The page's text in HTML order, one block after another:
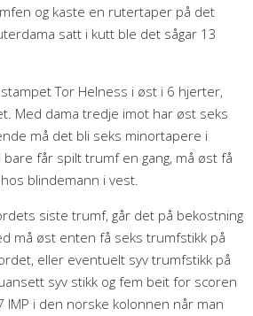
og kaste en rutertaper på det
satt i kutt ble det sågar 13
Tor Helness i øst i 6 hjerter,
Med dama tredje imot har øst seks
må det bli seks minortapere i
får spilt trumf en gang, må øst få
blindemann i vest.
siste trumf, går det på bekostning
må øst enten få seks trumfstikk på
eller eventuelt syv trumfstikk på
syv stikk og fem beit for scoren
IMP i den norske kolonnen når man